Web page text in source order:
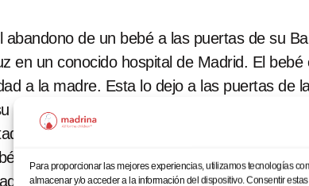
Para proporcionar las mejores experiencias, utilizamos tecnologías
almacenar y/o acceder a la información del dispositivo. Consentir
de un bebé a las puertas de su
en un conocido hospital de Madrid. El
a la madre. Esta lo dejo a las puertas de
país, le abandonó la pareja y cuando le
con una previsible depresión postparto,
muy arropado y en la escalera de la
lo dejó allí, pensando que lo iban a